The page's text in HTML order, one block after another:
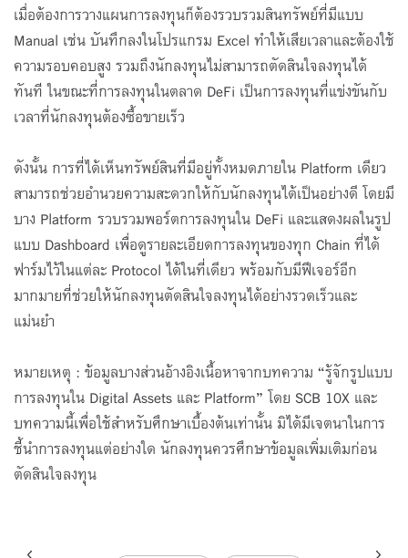
เมื่อต้องการวางแผนการลงทุนก็ต้องรวบรวมสินทรัพย์ที่มีแบบ
Manual เช่น บันทึกลงในโปรแกรม Excel ทำให้เสียเวลาและต้องใช้
ความรอบคอบสูง รวมถึงนักลงทุนไม่สามารถตัดสินใจลงทุนได้
ทันที ในขณะที่การลงทุนในตลาด DeFi เป็นการลงทุนที่แข่งขันกับ
เวลาที่นักลงทุนต้องซื้อขายเร็ว
ดังนั้น การที่ได้เห็นทรัพย์สินที่มีอยู่ทั้งหมดภายใน Platform เดียว
สามารถช่วยอำนวยความสะดวกให้กับนักลงทุนได้เป็นอย่างดี โดยมี
บาง ​Platform รวบรวมพอร์ตการลงทุนใน DeFi และแสดงผลในรูป
แบบ Dashboard เพื่อดูรายละเอียดการลงทุนของทุก Chain ที่ได้
ฟาร์มไว้ในแต่ละ Protocol ได้ในที่เดียว พร้อมกับมีฟีเจอร์อีก
มากมายที่ช่วยให้นักลงทุนตัดสินใจลงทุนได้อย่างรวดเร็วและ
แม่นยำ
หมายเหตุ : ข้อมูลบางส่วนอ้างอิงเนื้อหาจากบทความ “รู้จักรูปแบบ
การลงทุนใน Digital Assets และ Platform” โดย SCB 10X และ
บทความนี้เพื่อใช้สำหรับศึกษาเบื้องต้นเท่านั้น มิได้มีเจตนาในการ
ชี้นำการลงทุนแต่อย่างใด นักลงทุนควรศึกษาข้อมูลเพิ่มเติมก่อน
ตัดสินใจลงทุน